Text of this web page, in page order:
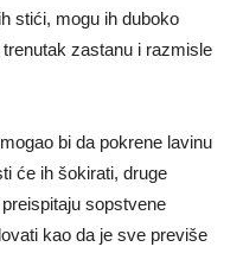
stići, mogu ih duboko
trenutak zastanu i razmisle
mogao bi da pokrene lavinu
će ih šokirati, druge
preispitaju sopstvene
kao da je sve previše